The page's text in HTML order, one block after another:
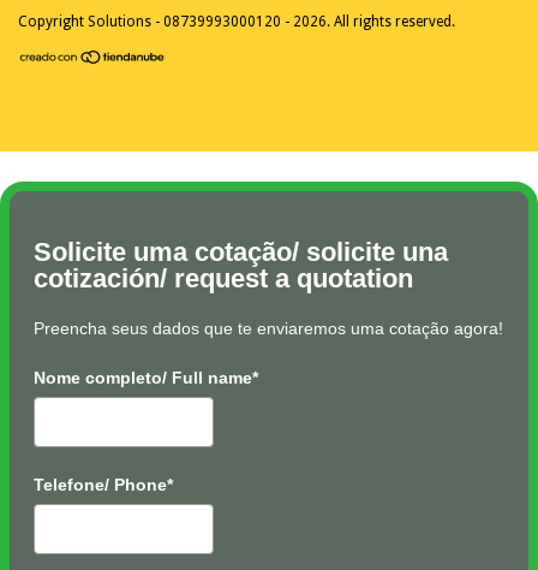
Copyright Solutions - 08739993000120 - 2026. All rights reserved.
Solicite uma cotação/ solicite una
cotización/ request a quotation
Preencha seus dados que te enviaremos uma cotação agora!
Nome completo/ Full name*
Telefone/ Phone*